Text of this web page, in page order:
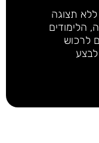
תצוגה
הלימודים
לרכוש